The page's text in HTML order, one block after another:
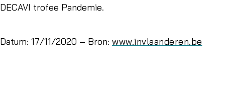
DECAVI trofee Pandemie.
Datum: 17/11/2020 – Bron: www.invlaanderen.be